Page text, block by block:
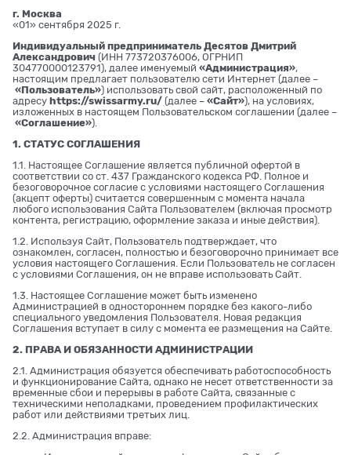
г. Москва
«01» сентября 2025 г.
Индивидуальный предприниматель Десятов Дмитрий
Александрович (ИНН 773720376006, ОГРНИП
304770000123791), далее именуемый «Администрация»,
настоящим предлагает пользователю сети Интернет (далее –
«Пользователь») использовать свой сайт, расположенный по
адресу https://swissarmy.ru/ (далее – «Сайт»), на условиях,
изложенных в настоящем Пользовательском соглашении (далее –
«Соглашение»).
1. СТАТУС СОГЛАШЕНИЯ
1.1. Настоящее Соглашение является публичной офертой в
соответствии со ст. 437 Гражданского кодекса РФ. Полное и
безоговорочное согласие с условиями настоящего Соглашения
(акцепт оферты) считается совершенным с момента начала
любого использования Сайта Пользователем (включая просмотр
контента, регистрацию, оформление заказа и иные действия).
1.2. Используя Сайт, Пользователь подтверждает, что
ознакомлен, согласен, полностью и безоговорочно принимает все
условия настоящего Соглашения. Если Пользователь не согласен
с условиями Соглашения, он не вправе использовать Сайт.
1.3. Настоящее Соглашение может быть изменено
Администрацией в одностороннем порядке без какого-либо
специального уведомления Пользователя. Новая редакция
Соглашения вступает в силу с момента ее размещения на Сайте.
2. ПРАВА И ОБЯЗАННОСТИ АДМИНИСТРАЦИИ
2.1. Администрация обязуется обеспечивать работоспособность
и функционирование Сайта, однако не несет ответственности за
временные сбои и перерывы в работе Сайта, связанные с
техническими неполадками, проведением профилактических
работ или действиями третьих лиц.
2.2. Администрация вправе: